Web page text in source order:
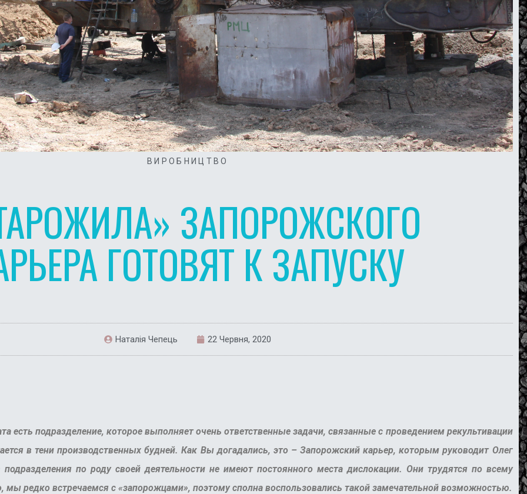
ВИРОБНИЦТВО
ЗАПОРОЖСКОГО
ГОТОВЯТ К ЗАПУСКУ
Наталія Чепець 22 Червня, 2020
подразделение, которое выполняет очень ответственные задачи, связанные с проведением рекультивации
в тени производственных будней. Как Вы догадались, это – Запорожский карьер, которым руководит Олег
подразделения по роду своей деятельности не имеют постоянного места дислокации. Они трудятся по всему
мы редко встречаемся с «запорожцами», поэтому сполна воспользовались такой замечательной возможностью.